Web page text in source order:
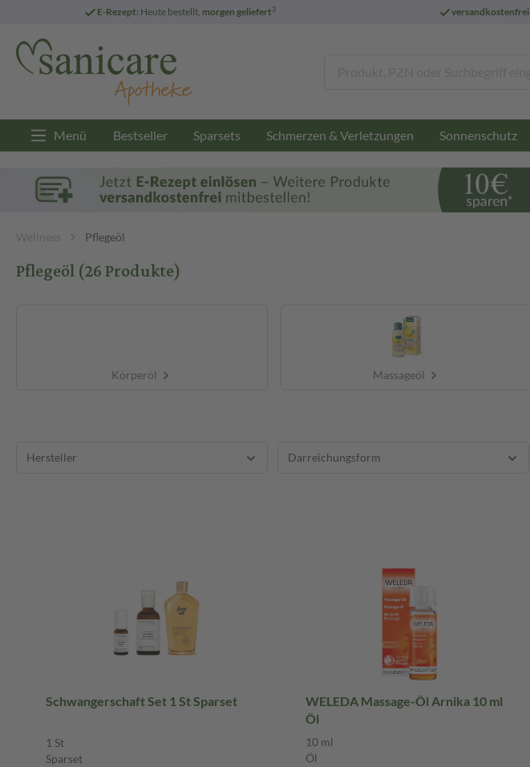
E-Rezept: Heute bestellt, morgen geliefert3 versandkostenfrei
Menü Bestseller Sparsets Schmerzen & Verletzungen Sonnenschutz
Wellness Pflegeöl
Pflegeöl(26 Produkte)
Körperöl Massageöl
Hersteller Darreichungsform
Schwangerschaft Set 1 St Sparset
1 St
Sparset
WELEDA Massage-Öl Arnika 10 ml
Öl
10 ml
Öl